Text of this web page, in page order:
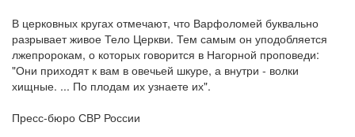
В церковных кругах отмечают, что Варфоломей буквально
разрывает живое Тело Церкви. Тем самым он уподобляется
лжепророкам, о которых говорится в Нагорной проповеди:
"Они приходят к вам в овечьей шкуре, а внутри - волки
хищные. ... По плодам их узнаете их".
Пресс-бюро СВР России